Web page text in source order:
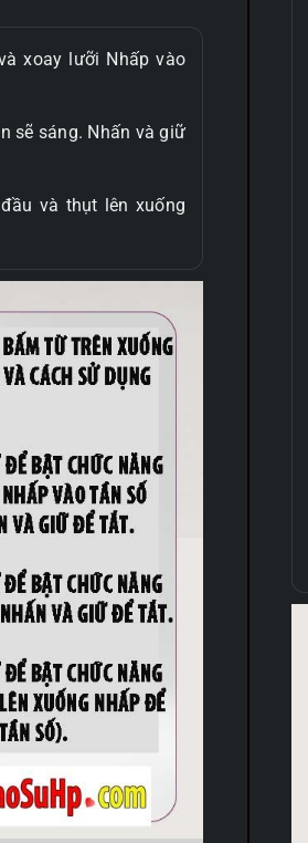
xoay lưỡi Nhấp vào
sẽ sáng. Nhấn và giữ
và thụt lên xuống